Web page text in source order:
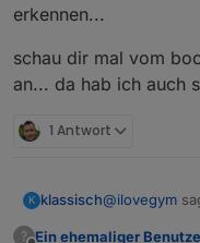
gar
wieder
dass
einen
dem
der
erkennen...
schau dir mal vom
an... da hab ich auch
1 Antwort
K klassisch@ilovegym
? Ein ehemaliger